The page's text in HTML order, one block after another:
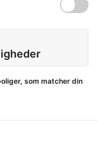
som matcher din